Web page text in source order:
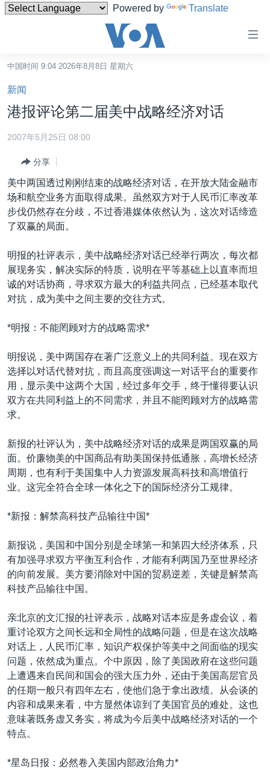
Powered by Translate
碍
链
接
跳
转
容
跳
到
航
跳
转
索
中国
港澳
国际
最新国际新闻
印太
中东
欧洲
非洲
分类新闻
经济·金融·贸易
人权·法律·宗教
科教·文娱·体健
军事
美中关系
热点专题
白宫要闻
国会报道
埃博拉疫情
美国之音专访
重要讲话与声明
南中国海争端
关注西藏
关注新疆
GEN Z 看美国
VOA视频
VOA今日焦点
关注我们
中国时间 9:04 2026年8月8日 星期六
新闻
港报评论第二届美中战略经济对话
2007年5月25日 08:00
分享
美中两国透过刚刚结束的战略经济对话，在开放大陆金融市
场和航空业务方面取得成果。虽然双方对于人民币汇率改革
步伐仍然存在分歧，不过香港媒体依然认为，这次对话缔造
了双赢的局面。
明报的社评表示，美中战略经济对话已经举行两次，每次都
展现务实，解决实际的特质，说明在平等基础上以直率而坦
诚的对话协商，寻求双方最大的利益共同点，已经基本取代
对抗，成为美中之间主要的交往方式。
*明报：不能罔顾对方的战略需求*
明报说，美中两国存在著广泛意义上的共同利益。现在双方
选择以对话代替对抗，而且高度强调这一对话平台的重要作
用，显示美中这两个大国，经过多年交手，终于懂得要认识
双方在共同利益上的不同需求，并且不能罔顾对方的战略需
求。
新报的社评认为，美中战略经济对话的成果是两国双赢的局
面。价廉物美的中国商品有助美国保持低通胀，高增长经济
周期，也有利于美国集中人力资源发展高科技和高增值行
业。这完全符合全球一体化之下的国际经济分工规律。
*新报：解禁高科技产品输往中国*
新报说，美国和中国分别是全球第一和第四大经济体系，只
有加强寻求双方平衡互利合作，才能有利两国乃至世界经济
的向前发展。美方要消除对中国的贸易逆差，关键是解禁高
科技产品输往中国。
亲北京的文汇报的社评表示，战略对话本应是务虚会议，着
重讨论双方之间长远和全局性的战略问题，但是在这次战略
对话上，人民币汇率，知识产权保护等美中之间面临的现实
问题，依然成为重点。个中原因，除了美国政府在这些问题
上遭遇来自民间和国会的强大压力外，还由于美国高层官员
的任期一般只有四年左右，使他们急于拿出政绩。从会谈的
内容和成果来看，中方显然体谅到了美国官员的难处。这也
意味著既务虚又务实，将成为今后美中战略经济对话的一个
特点。
*星岛日报：必然卷入美国内部政治角力*